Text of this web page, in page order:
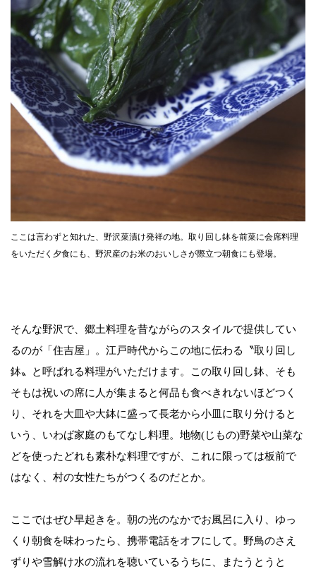
ここは言わずと知れた、野沢菜漬け発祥の地。取り回し鉢を前菜に会席料理
をいただく夕食にも、野沢産のお米のおいしさが際立つ朝食にも登場。
そんな野沢で、郷土料理を昔ながらのスタイルで提供してい
るのが「住吉屋」。江戸時代からこの地に伝わる〝取り回し
鉢〟と呼ばれる料理がいただけます。この取り回し鉢、そも
そもは祝いの席に人が集まると何品も食べきれないほどつく
り、それを大皿や大鉢に盛って長老から小皿に取り分けると
いう、いわば家庭のもてなし料理。地物(じもの)野菜や山菜な
どを使ったどれも素朴な料理ですが、これに限っては板前で
はなく、村の女性たちがつくるのだとか。
ここではぜひ早起きを。朝の光のなかでお風呂に入り、ゆっ
くり朝食を味わったら、携帯電話をオフにして。野鳥のさえ
ずりや雪解け水の流れを聴いているうちに、またうとうと